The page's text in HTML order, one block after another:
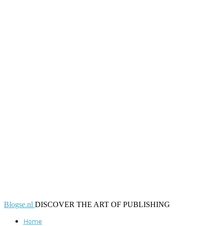
Blogse.nl DISCOVER THE ART OF PUBLISHING
Home